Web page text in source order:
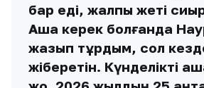
бар еді, жалпы жеті
Ақша керек болғанда
жазып тұрдым, сол
жіберетін. Күнделікті